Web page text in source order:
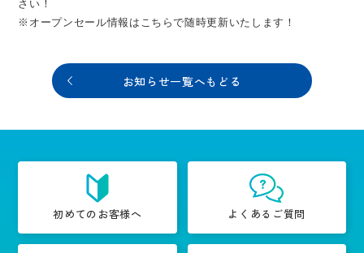
さい！
※オープンセール情報はこちらで随時更新いたします！
お知らせ一覧へもどる
初めてのお客様へ よくあるご質問